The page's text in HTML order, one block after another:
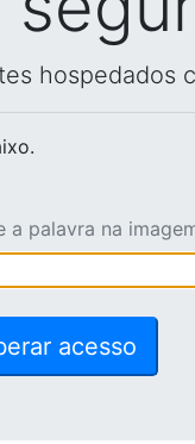
hospedados
a palavra na